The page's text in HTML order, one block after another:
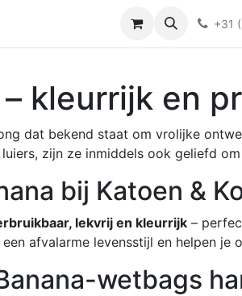
Kieswijzer +31
kleurrijk en
dat bekend staat om vrolijke
zijn ze inmiddels ook geliefd
bij Katoen &
lekvrij en kleurrijk –
afvalarme levensstijl en helpen
wetbags